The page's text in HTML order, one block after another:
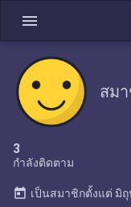
menu
สม
3
กำลังติดตาม
today เป็นสมาชิกตั้งแต่ มิถุ